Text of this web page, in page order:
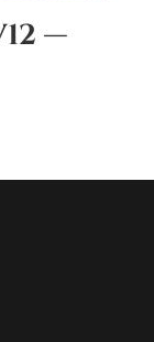
—